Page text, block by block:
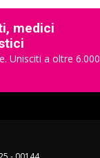
medici
Unisciti a oltre 6.000